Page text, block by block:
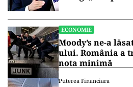
ECONOMIE
Moody’s ne-a
ului. România a
nota minimă
Puterea Financiara